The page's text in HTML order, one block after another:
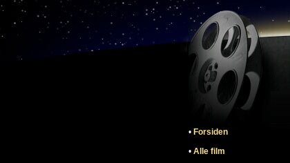
• Forsiden
• Alle film